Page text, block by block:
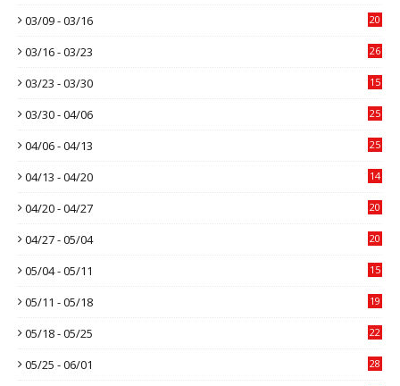
03/09 - 03/16 20
03/16 - 03/23 26
03/23 - 03/30 15
03/30 - 04/06 25
04/06 - 04/13 25
04/13 - 04/20 14
04/20 - 04/27 20
04/27 - 05/04 20
05/04 - 05/11 15
05/11 - 05/18 19
05/18 - 05/25 22
05/25 - 06/01 28